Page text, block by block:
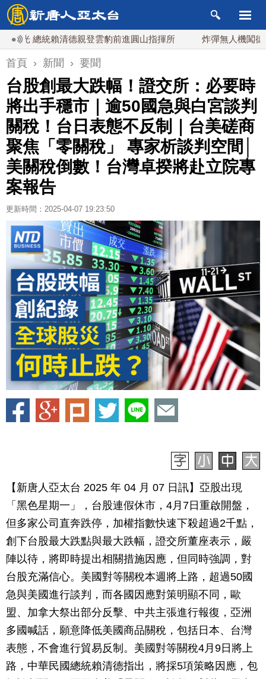
總統賴清德親登雲豹前進圓山指揮所 炸彈無人機闖德國機
首頁 › 新聞 › 要聞
台股創最大跌幅！證交所：必要時
將出手穩市｜逾50國急與白宮談判
關稅！台日表態不反制｜台美磋商
聚焦「零關稅」 專家析談判空間│
美關稅倒數！台灣卓揆將赴立院專
案報告
更新時間：2025-04-07 19:23:50
【新唐人亞太台 2025 年 04 月 07 日訊】亞股出現
「黑色星期一」，台股連假休市，4月7日重啟開盤，
但多家公司直奔跌停，加權指數快速下殺超過2千點，
創下台股最大跌點與最大跌幅，證交所董座表示，嚴
陣以待，將即時提出相關措施因應，但同時強調，對
台股充滿信心。美國對等關稅本週將上路，超過50國
急與美國進行談判，而各國因應對策明顯不同，歐
盟、加拿大祭出部分反擊、中共主張進行報復，亞洲
多國喊話，願意降低美國商品關稅，包括日本、台灣
表態，不會進行貿易反制。美國對等關稅4月9日將上
路，中華民國總統賴清德指出，將採5項策略因應，包